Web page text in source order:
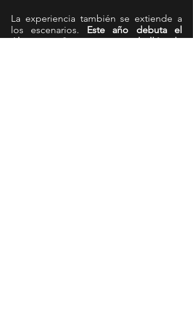
La experiencia también se extiende a
los escenarios. Este año debuta el
Alternative Stage con un pabellón de